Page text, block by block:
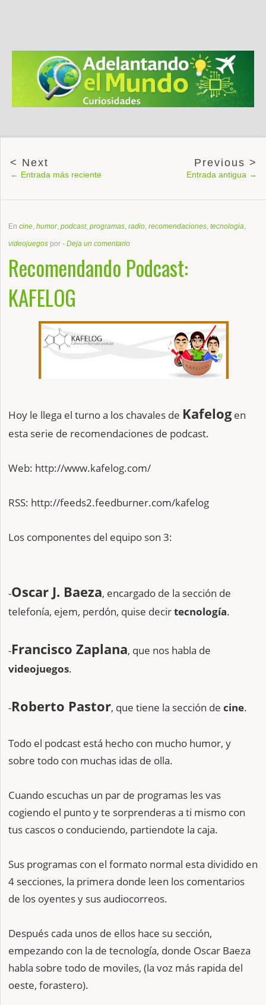
← Entrada más reciente Entrada antigua →
Encine,humor,podcast,programas,radio,recomendaciones,tecnologia,
videojuegos por- Deja un comentario
Recomendando Podcast:
KAFELOG
Hoy le llega el turno a los chavales de Kafelogen
esta serie de recomendaciones de podcast.
Web: http://www.kafelog.com/
RSS: http://feeds2.feedburner.com/kafelog
Los componentes del equipo son 3:
-Oscar J. Baeza, encargado de la sección de
telefonía, ejem, perdón, quise decirtecnología.
-Francisco Zaplana, que nos habla de
videojuegos.
-Roberto Pastor, que tiene la sección decine.
Todo el podcast está hecho con mucho humor, y
sobre todo con muchas idas de olla.
Cuando escuchas un par de programas les vas
cogiendo el punto y te sorprenderas a ti mismo con
tus cascos o conduciendo, partiendote la caja.
Sus programas con el formato normal esta dividido en
4 secciones, la primera donde leen los comentarios
de los oyentes y sus audiocorreos.
Después cada unos de ellos hace su sección,
empezando con la de tecnología, donde Oscar Baeza
habla sobre todo de moviles, (la voz más rapida del
oeste, forastero).